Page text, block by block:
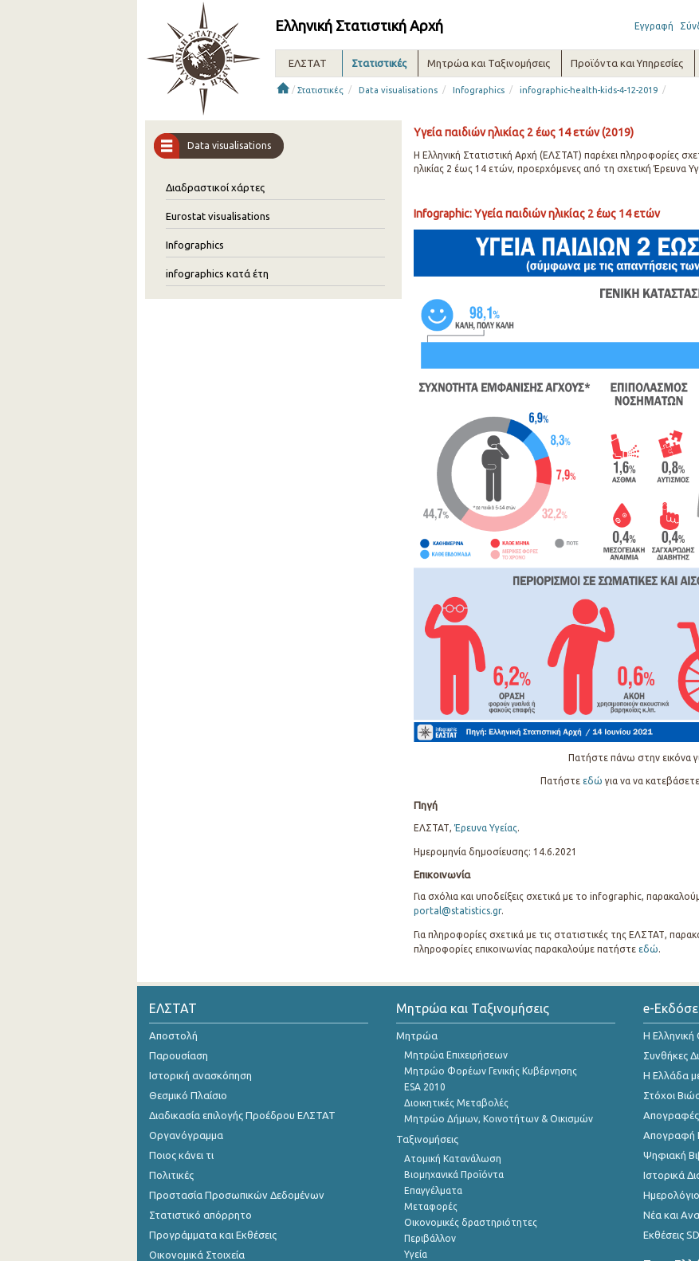
Ελληνική Στατιστική Αρχή Εγγραφή
ΕΛΣΤΑΤ Στατιστικές Μητρώα και Ταξινομήσεις Προϊόντα και Υπηρεσίες
/ Στατιστικές / Data visualisations / Infographics / infographic-health-kids-4-12-2019 /
Data visualisations
Διαδραστικοί χάρτες
Eurostat visualisations
Infographics
infographics κατά έτη
Υγεία παιδιών ηλικίας 2 έως 14 ετών (2019)
Η Ελληνική Στατιστική Αρχή (ΕΛΣΤΑΤ) παρέχει πληροφορίες
ηλικίας 2 έως 14 ετών, προερχόμενες από τη σχετική Έρευνα
Infographic: Υγεία παιδιών ηλικίας 2 έως 14 ετών
Πατήστε πάνω στην εικόνα
Πατήστε εδώ για να να
Πηγή
ΕΛΣΤΑΤ,Έρευνα Υγείας.
Ημερομηνία δημοσίευσης: 14.6.2021
Επικοινωνία
Για σχόλια και υποδείξεις σχετικά με το infographic,
portal@statistics.gr.
Για πληροφορίες σχετικά με τις στατιστικές της ΕΛΣΤΑΤ,
πληροφορίες επικοινωνίας παρακαλούμε πατήστε εδώ.
ΕΛΣΤΑΤ
Αποστολή
Παρουσίαση
Ιστορική ανασκόπηση
Θεσμικό Πλαίσιο
Διαδικασία επιλογής Προέδρου ΕΛΣΤΑΤ
Οργανόγραμμα
Ποιος κάνει τι
Πολιτικές
Προστασία Προσωπικών Δεδομένων
Στατιστικό απόρρητο
Προγράμματα και Εκθέσεις
Οικονομικά Στοιχεία
Μητρώα και Ταξινομήσεις
Μητρώα
Μητρώα Επιχειρήσεων
Μητρώο Φορέων Γενικής Κυβέρνησης
ESA 2010
Διοικητικές Μεταβολές
Μητρώο Δήμων, Κοινοτήτων & Οικισμών
Ταξινομήσεις
Ατομική Κατανάλωση
Βιομηχανικά Προϊόντα
Επαγγέλματα
Μεταφορές
Οικονομικές δραστηριότητες
Περιβάλλον
Υγεία
e-
Η Ελληνική
Συνθήκες
Η Ελλάδα
Στόχοι
Απογραφές
Απογραφή
Ψηφιακή
Ιστορικά
Νέα και
Εκθέσεις